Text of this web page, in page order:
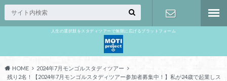
人生の選択肢をスタディツアーで無限に広げるプラットフォーム
HOME
2024年7月モンゴルスタディツアー
残り2名！【2024年7月モンゴルスタディツアー参加者募集中！】私が24歳で起業しス